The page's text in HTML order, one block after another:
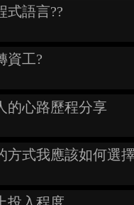
式語言??
資工?
的心路歷程分享
方式我應該如何選